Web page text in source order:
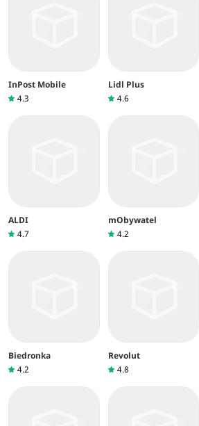
InPost Mobile
4.3
Lidl Plus
4.6
ALDI
4.7
mObywatel
4.2
Biedronka
4.2
Revolut
4.8